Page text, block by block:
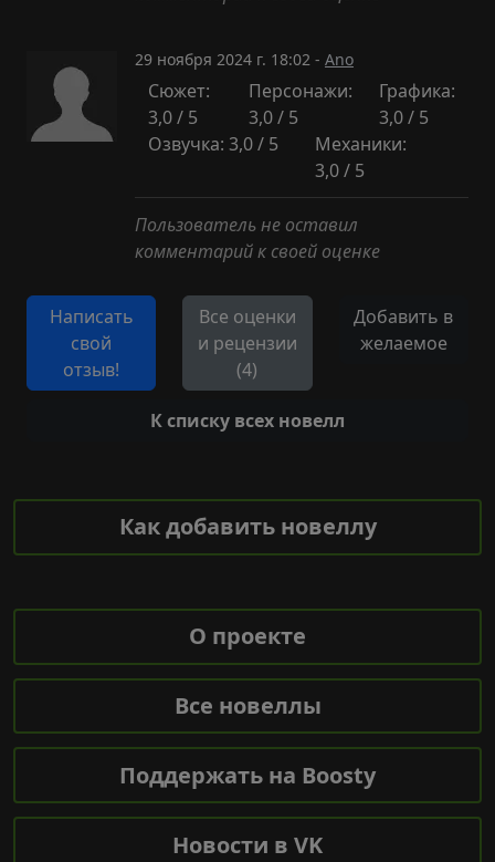
29 ноября 2024 г. 18:02 - Ano
Сюжет:
3,0 / 5
Персонажи:
3,0 / 5
Графика:
3,0 / 5
Озвучка: 3,0 / 5
Механики:
3,0 / 5
Пользователь не оставил
комментарий к своей оценке
Написать
свой
отзыв!
Все оценки
и рецензии
(4)
Добавить в
желаемое
К списку всех новелл
Как добавить новеллу
О проекте
Все новеллы
Поддержать на Boosty
Новости в VK